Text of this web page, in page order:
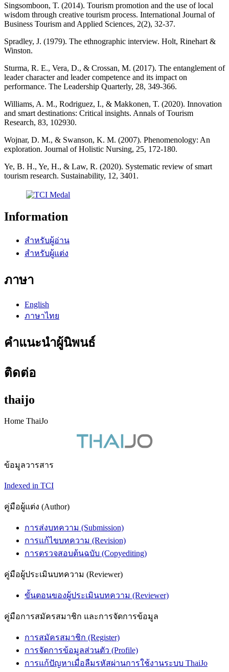
Singsomboon, T. (2014). Tourism promotion and the use of local
wisdom through creative tourism process. International Journal of
Business Tourism and Applied Sciences, 2(2), 32-37.
Spradley, J. (1979). The ethnographic interview. Holt, Rinehart &
Winston.
Sturma, R. E., Vera, D., & Crossan, M. (2017). The entanglement of
leader character and leader competence and its impact on
performance. The Leadership Quarterly, 28, 349-366.
Williams, A. M., Rodriguez, I., & Makkonen, T. (2020). Innovation
and smart destinations: Critical insights. Annals of Tourism
Research, 83, 102930.
Wojnar, D. M., & Swanson, K. M. (2007). Phenomenology: An
exploration. Journal of Holistic Nursing, 25, 172-180.
Ye, B. H., Ye, H., & Law, R. (2020). Systematic review of smart
tourism research. Sustainability, 12, 3401.
Information
สำหรับผู้อ่าน
สำหรับผู้แต่ง
ภาษา
English
ภาษาไทย
คำแนะนำผู้นิพนธ์
ติดต่อ
thaijo
Home ThaiJo
ข้อมูลวารสาร
Indexed in TCI
คู่มือผู้แต่ง (Author)
การส่งบทความ (Submission)
การแก้ไขบทความ (Revision)
การตรวจสอบต้นฉบับ (Copyediting)
คู่มือผู้ประเมินบทความ (Reviewer)
ขั้นตอนของผู้ประเมินบทความ (Reviewer)
คู่มือการสมัครสมาชิก และการจัดการข้อมูล
การสมัครสมาชิก (Register)
การจัดการข้อมูลส่วนตัว (Profile)
การแก้ปัญหาเมื่อลืมรหัสผ่านการใช้งานระบบ ThaiJo